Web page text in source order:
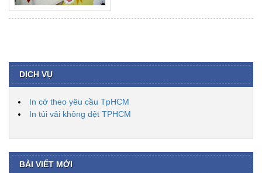
DỊCH VỤ
In cờ theo yêu cầu TpHCM
In túi vải không dệt TPHCM
BÀI VIẾT MỚI